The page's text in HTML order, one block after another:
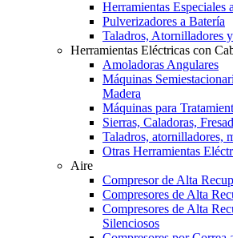
Herramientas Especiales
Pulverizadores a Batería
Taladros, Atornilladores
Herramientas Eléctricas con
Amoladoras Angulares
Máquinas
Madera
Máquinas para
Sierras, Caladoras,
Taladros, atornilladores,
Otras Herramientas
Aire
Compresor de Alta
Compresores de Alta
Compresores de Alta
Silenciosos